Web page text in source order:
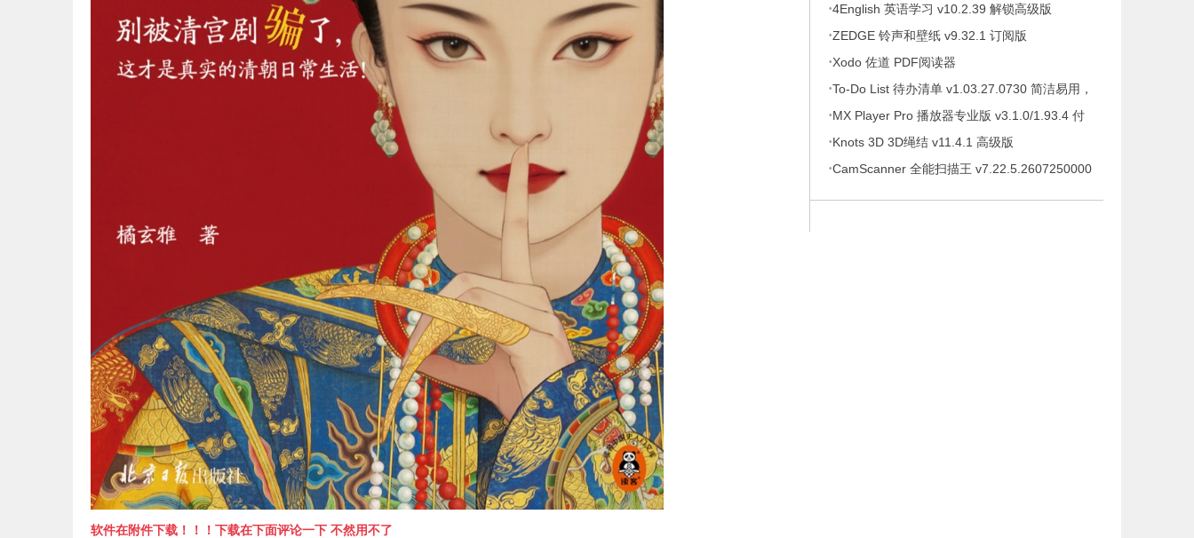
软件在附件下载！！！下载在下面评论一下 不然用不了
·4English 英语学习 v10.2.39 解锁高级版
·ZEDGE 铃声和壁纸 v9.32.1 订阅版
·Xodo 佐道 PDF阅读器
·To-Do List 待办清单 v1.03.27.0730 简洁易用，
待办事项、时间管理软件，解锁专业版
·MX Player Pro 播放器专业版 v3.1.0/1.93.4 付
费专业版
·Knots 3D 3D绳结 v11.4.1 高级版
·CamScanner 全能扫描王 v7.22.5.2607250000